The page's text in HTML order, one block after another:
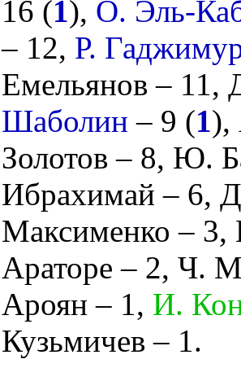
16 (1), О. Эль-
– 12, Р.
Емельянов – 11,
Шаболин – 9 (1),
Золотов – 8, Ю.
Ибрахимай – 6,
Максименко – 3,
Араторе – 2, Ч.
Ароян – 1, И.
Кузьмичев – 1.